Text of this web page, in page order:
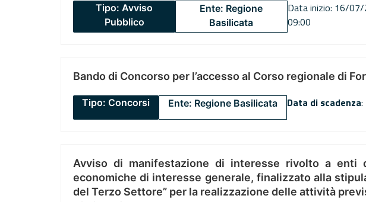
Tipo: Avviso
Pubblico
Ente: Regione
Basilicata
Data inizio: 16/
09:00
Bando di Concorso per l’accesso al Corso regionale di
Tipo: Concorsi Ente: Regione Basilicata Data di scadenza
Avviso di manifestazione di interesse rivolto a
economiche di interesse generale, finalizzato alla
del Terzo Settore” per la realizzazione delle attività